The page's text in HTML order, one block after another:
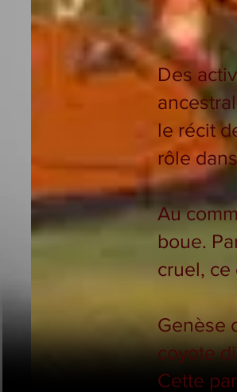
Des
le récit
rôle
Au
boue.
cruel,
Genèse
coyote
Cette